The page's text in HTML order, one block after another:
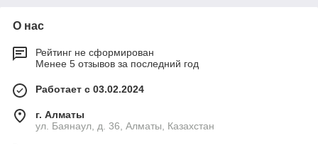
О нас
Рейтинг не сформирован
Менее 5 отзывов за последний год
Работает с 03.02.2024
г. Алматы
ул. Баянаул, д. 36, Алматы, Казахстан